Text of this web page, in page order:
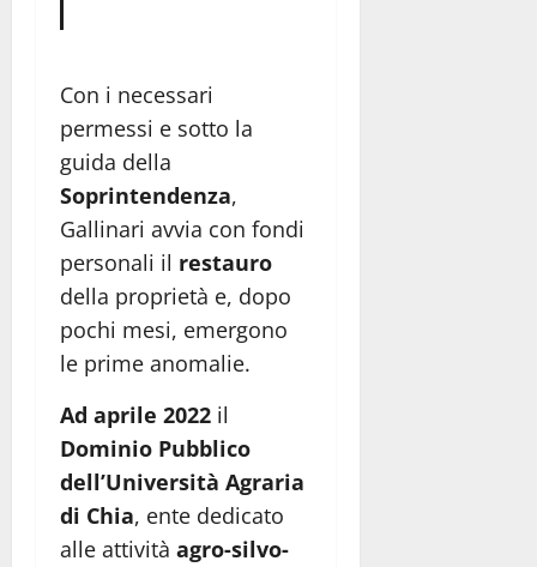
Con i necessari
permessi e sotto la
guida della
Soprintendenza,
Gallinari avvia con fondi
personali il restauro
della proprietà e, dopo
pochi mesi, emergono
le prime anomalie.
Ad aprile 2022 il
Dominio Pubblico
dell’Università Agraria
di Chia, ente dedicato
alle attività agro-silvo-